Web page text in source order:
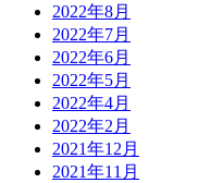
2022年8月
2022年7月
2022年6月
2022年5月
2022年4月
2022年2月
2021年12月
2021年11月